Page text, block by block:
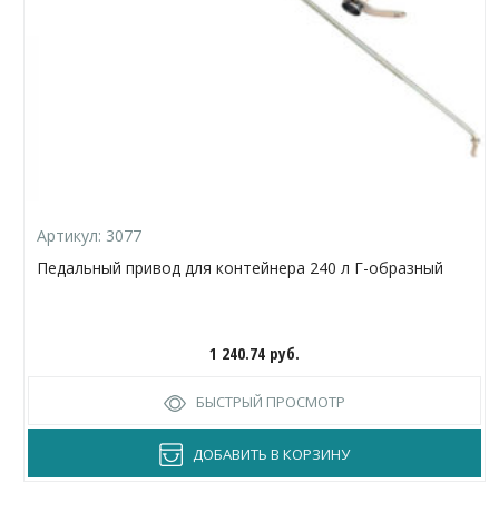
Артикул: 3077
Педальный привод для контейнера 240 л Г-образный
1 240.74 руб.
БЫСТРЫЙ ПРОСМОТР
ДОБАВИТЬ В КОРЗИНУ